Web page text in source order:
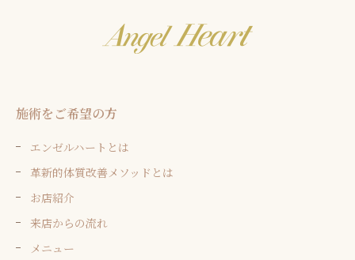
施術をご希望の方
エンゼルハートとは
革新的体質改善メソッドとは
お店紹介
来店からの流れ
メニュー